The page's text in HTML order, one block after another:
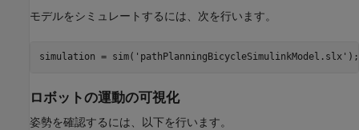
モデルをシミュレートするには、次を行います。
simulation = sim( 'pathPlanningBicycleSimulinkModel.slx' );
ロボットの運動の可視化
姿勢を確認するには、以下を行います。